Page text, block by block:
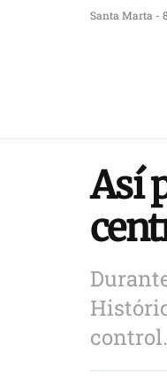
Santa Marta -
Así
control.